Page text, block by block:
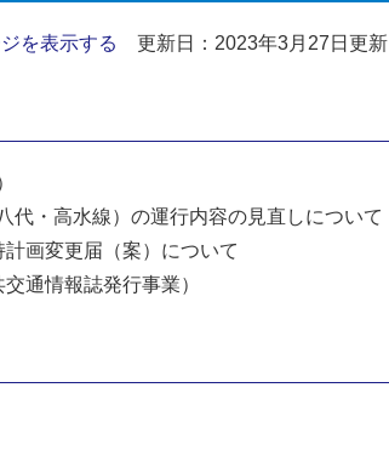
を表示する 更新日：2023年3月27日更新
代・高水線）の運行内容の見直しについて
画変更届（案）について
通情報誌発行事業）